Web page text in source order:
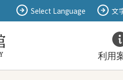
Select Language 文
利用